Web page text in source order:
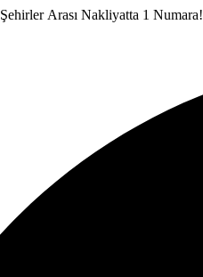
Şehirler Arası Nakliyatta 1 Numara!